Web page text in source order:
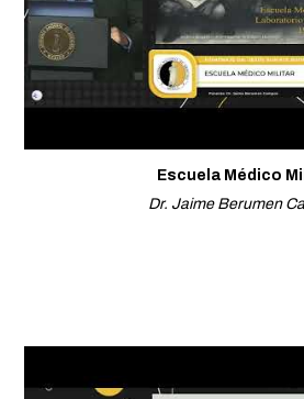
Escuela Médico
Dr. Jaime Berumen